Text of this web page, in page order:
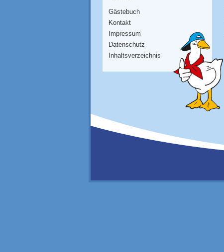
Gästebuch
Kontakt
Impressum
Datenschutz
Inhaltsverzeichnis